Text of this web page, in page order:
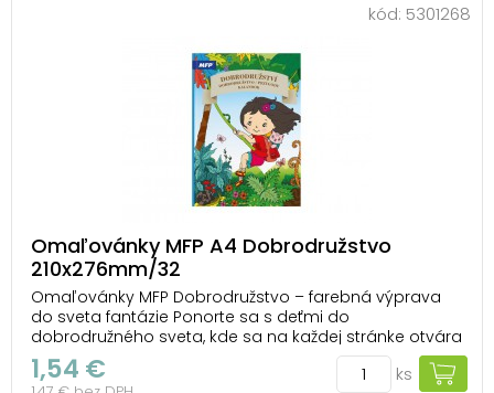
kód: 5301268
Omaľovánky MFP A4 Dobrodružstvo
210x276mm/32
Omaľovánky MFP Dobrodružstvo – farebná výprava
do sveta fantázie Ponorte sa s deťmi do
dobrodružného sveta, kde sa na každej stránke otvára
nový príbeh. V omaľovánkach MFP Dobrodružstvo
nájdu malí objavitelia všetko – od tajomných zákutí
1,54 € ks